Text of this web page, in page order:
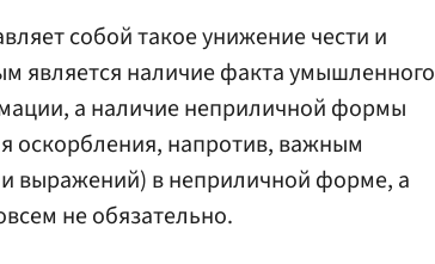
собой такое унижение чести и
является наличие факта умышленного
а наличие неприличной формы
оскорбления, напротив, важным
выражений) в неприличной форме, а
не обязательно.